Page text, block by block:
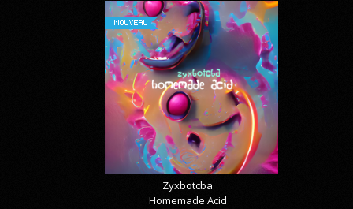
NOUVEAU
Zyxbotcba
Homemade Acid